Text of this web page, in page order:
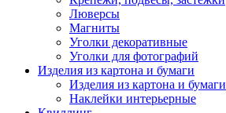
Люверсы
Магниты
Уголки декоративные
Уголки для фотографий
Изделия из картона и бумаги
Изделия из картона и бумаги
Наклейки интерьерные